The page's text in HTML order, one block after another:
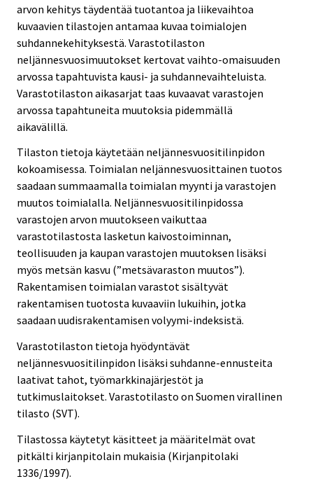
arvon kehitys täydentää tuotantoa ja liikevaihtoa
kuvaavien tilastojen antamaa kuvaa toimialojen
suhdannekehityksestä. Varastotilaston
neljännesvuosimuutokset kertovat vaihto-omaisuuden
arvossa tapahtuvista kausi- ja suhdannevaihteluista.
Varastotilaston aikasarjat taas kuvaavat varastojen
arvossa tapahtuneita muutoksia pidemmällä
aikavälillä.
Tilaston tietoja käytetään neljännesvuositilinpidon
kokoamisessa. Toimialan neljännesvuosittainen tuotos
saadaan summaamalla toimialan myynti ja varastojen
muutos toimialalla. Neljännesvuositilinpidossa
varastojen arvon muutokseen vaikuttaa
varastotilastosta lasketun kaivostoiminnan,
teollisuuden ja kaupan varastojen muutoksen lisäksi
myös metsän kasvu (”metsävaraston muutos”).
Rakentamisen toimialan varastot sisältyvät
rakentamisen tuotosta kuvaaviin lukuihin, jotka
saadaan uudisrakentamisen volyymi-indeksistä.
Varastotilaston tietoja hyödyntävät
neljännesvuositilinpidon lisäksi suhdanne-ennusteita
laativat tahot, työmarkkinajärjestöt ja
tutkimuslaitokset. Varastotilasto on Suomen virallinen
tilasto (SVT).
Tilastossa käytetyt käsitteet ja määritelmät ovat
pitkälti kirjanpitolain mukaisia (Kirjanpitolaki
1336/1997).